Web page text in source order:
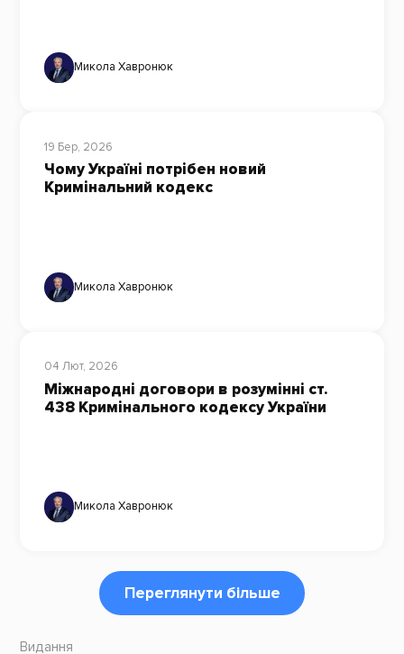
Микола Хавронюк
19 Бер, 2026
Чому Україні потрібен новий
Кримінальний кодекс
Микола Хавронюк
04 Лют, 2026
Міжнародні договори в розумінні ст.
438 Кримінального кодексу України
Микола Хавронюк
Переглянути більше
Видання